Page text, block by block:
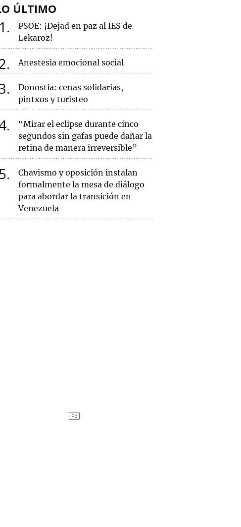
ÚLTIMO
1
PSOE: ¡Dejad en paz al IES de
Lekaroz!
Anestesia emocional social
Donostia: cenas solidarias,
pintxos y turisteo
“Mirar el eclipse durante cinco
segundos sin gafas puede dañar la
retina de manera irreversible”
5
Chavismo y oposición instalan
formalmente la mesa de diálogo
para abordar la transición en
Venezuela